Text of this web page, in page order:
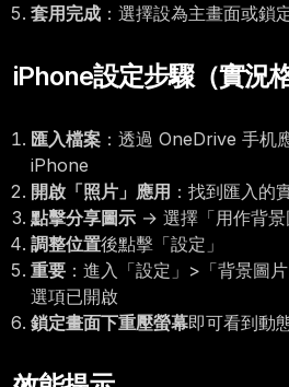
套用完成 ：選擇設為主畫面或鎖
iPhone設定步驟（實況格
匯入檔案 ：透過 OneDrive 手
iPhone
開啟「照片」應用 ：找到匯入的
點擊分享圖示 → 選擇「用作背景
調整位置後點擊「設定」
重要 ：進入「設定」>「背景圖
選項已開啟
鎖定畫面下重壓螢幕即可看到動